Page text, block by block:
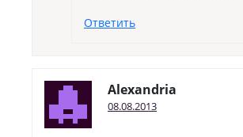
Ответить
Alexandria
08.08.2013